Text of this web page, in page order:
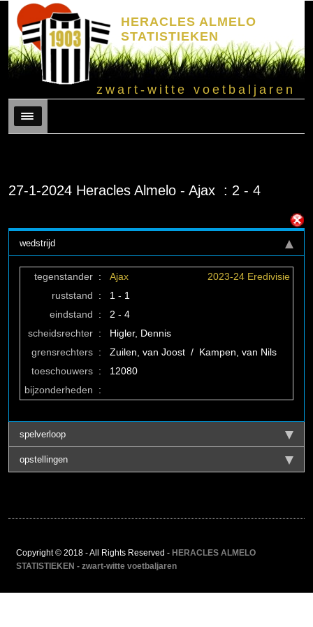
HERACLES ALMELO
STATISTIEKEN
zwart-witte voetbaljaren
Menu
27-1-2024 Heracles Almelo - Ajax : 2 - 4
wedstrijd
tegenstander : Ajax
2023-24 Eredivisie
ruststand
:
1 - 1
eindstand
:
2 - 4
scheidsrechter :
Higler, Dennis
grensrechters :
Zuilen, van Joost / Kampen, van Nils
toeschouwers :
12080
bijzonderheden
:
spelverloop
opstellingen
Copyright © 2018 - All Rights Reserved - HERACLES ALMELO
STATISTIEKEN - zwart-witte voetbaljaren